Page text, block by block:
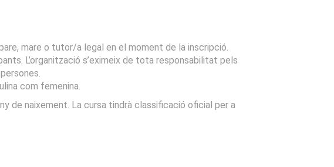
mare o tutor/a legal en el moment de la inscripció.
L’organització s’eximeix de tota responsabilitat pels
com femenina.
de naixement. La cursa tindrà classificació oficial per a